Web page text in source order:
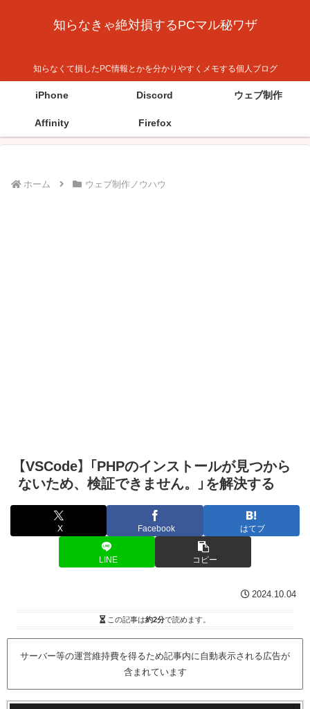
知らなきゃ絶対損するPCマル秘ワザ
知らなくて損したPC情報とかを分かりやすくメモする個人ブログ
iPhone Discord ウェブ制作
Affinity Firefox
ホーム ウェブ制作ノウハウ
【VSCode】 「PHPのインストールが見つから
ないため、検証できません。」を解決する
X Facebook はてブ
LINE コピー
2024.10.04
この記事は約2分で読めます。
サーバー等の運営維持費を得るため記事内に自動表示される広告が
含まれています